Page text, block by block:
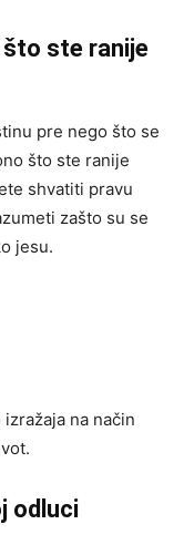
ste ranije
pre nego što se
što ste ranije
shvatiti pravu
zašto su se
jesu.
na način
odluci